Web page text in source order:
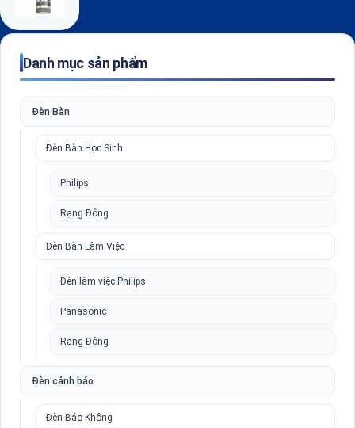
Danh mục sản phẩm
Đèn Bàn
Đèn Bàn Học Sinh
Philips
Rạng Đông
Đèn Bàn Làm Việc
Đèn làm việc Philips
Panasonic
Rạng Đông
Đèn cảnh báo
Đèn Báo Không